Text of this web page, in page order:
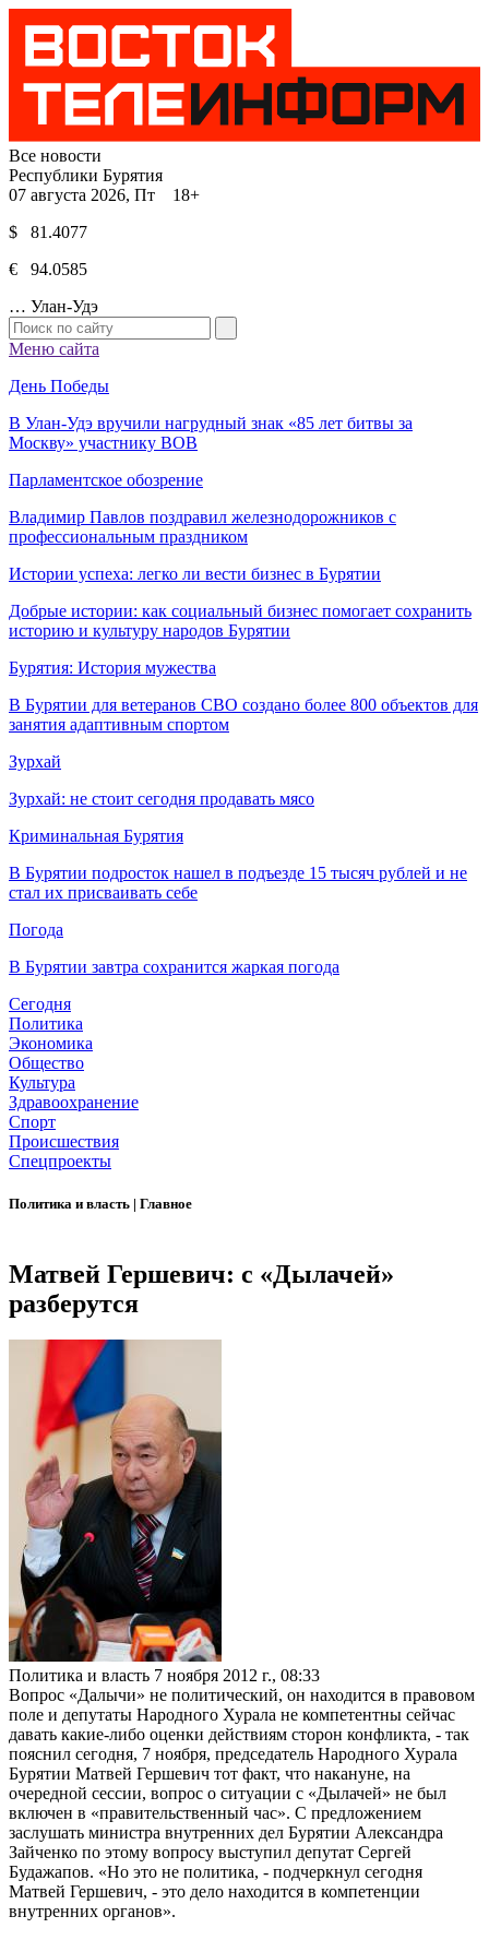
Все новости
Республики Бурятия
07 августа 2026, Пт 18+
$ 81.4077
€ 94.0585
… Улан-Удэ
Меню сайта
День Победы
В Улан-Удэ вручили нагрудный знак «85 лет битвы за
Москву» участнику ВОВ
Парламентское обозрение
Владимир Павлов поздравил железнодорожников с
профессиональным праздником
Истории успеха: легко ли вести бизнес в Бурятии
Добрые истории: как социальный бизнес помогает сохранить
историю и культуру народов Бурятии
Бурятия: История мужества
В Бурятии для ветеранов СВО создано более 800 объектов для
занятия адаптивным спортом
Зурхай
Зурхай: не стоит сегодня продавать мясо
Криминальная Бурятия
В Бурятии подросток нашел в подъезде 15 тысяч рублей и не
стал их присваивать себе
Погода
В Бурятии завтра сохранится жаркая погода
Сегодня
Политика
Экономика
Общество
Культура
Здравоохранение
Спорт
Происшествия
Спецпроекты
Политика и власть | Главное
Матвей Гершевич: с «Дылачей»
разберутся
Политика и власть 7 ноября 2012 г., 08:33
Вопрос «Далычи» не политический, он находится в правовом
поле и депутаты Народного Хурала не компетентны сейчас
давать какие-либо оценки действиям сторон конфликта, - так
пояснил сегодня, 7 ноября, председатель Народного Хурала
Бурятии Матвей Гершевич тот факт, что накануне, на
очередной сессии, вопрос о ситуации с «Дылачей» не был
включен в «правительственный час». С предложением
заслушать министра внутренних дел Бурятии Александра
Зайченко по этому вопросу выступил депутат Сергей
Будажапов. «Но это не политика, - подчеркнул сегодня
Матвей Гершевич, - это дело находится в компетенции
внутренних органов».